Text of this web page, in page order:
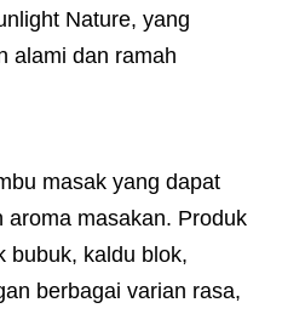
Nature, yang
alami dan ramah
masak yang dapat
aroma masakan. Produk
bubuk, kaldu blok,
berbagai varian rasa,